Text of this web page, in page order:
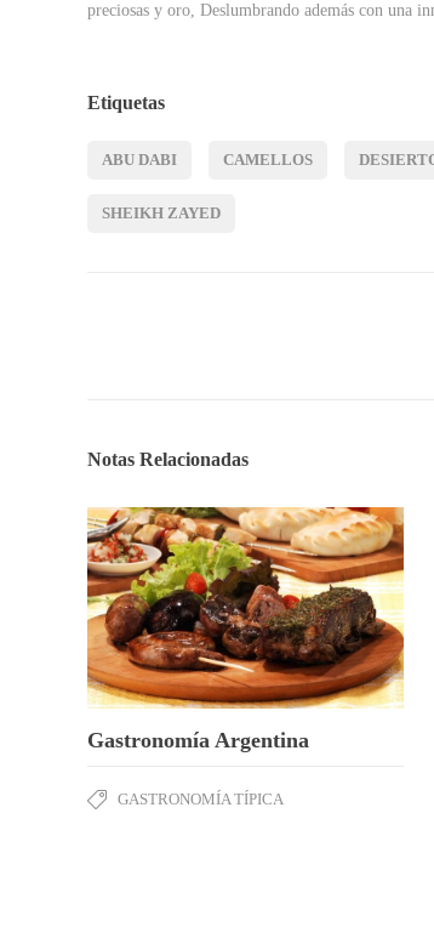
preciosas y oro, Deslumbrando además con una
Etiquetas
ABU DABI CAMELLOS
SHEIKH ZAYED
Notas Relacionadas
Gastronomía Argentina
GASTRONOMÍA TÍPICA